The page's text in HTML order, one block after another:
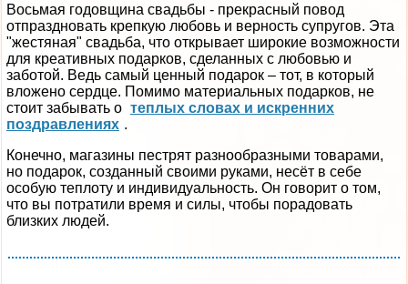
Восьмая годовщина свадьбы - прекрасный повод
отпраздновать крепкую любовь и верность супругов. Эта
"жестяная" свадьба, что открывает широкие возможности
для креативных подарков, сделанных с любовью и
заботой. Ведь самый ценный подарок – тот, в который
вложено сердце. Помимо материальных подарков, не
стоит забывать о теплых словах и искренних
поздравлениях .
Конечно, магазины пестрят разнообразными товарами,
но подарок, созданный своими руками, несёт в себе
особую теплоту и индивидуальность. Он говорит о том,
что вы потратили время и силы, чтобы порадовать
близких людей.